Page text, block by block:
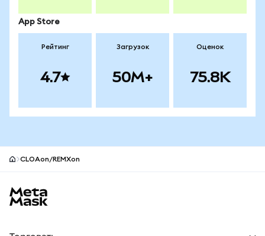
App Store
Рейтинг
4.7
Загрузок
50M+
Оценок
75.8K
CLOAon/REMXon